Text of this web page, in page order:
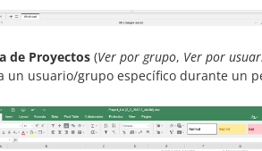
de Proyectos (Ver por grupo, Ver por
un usuario/grupo específico durante un